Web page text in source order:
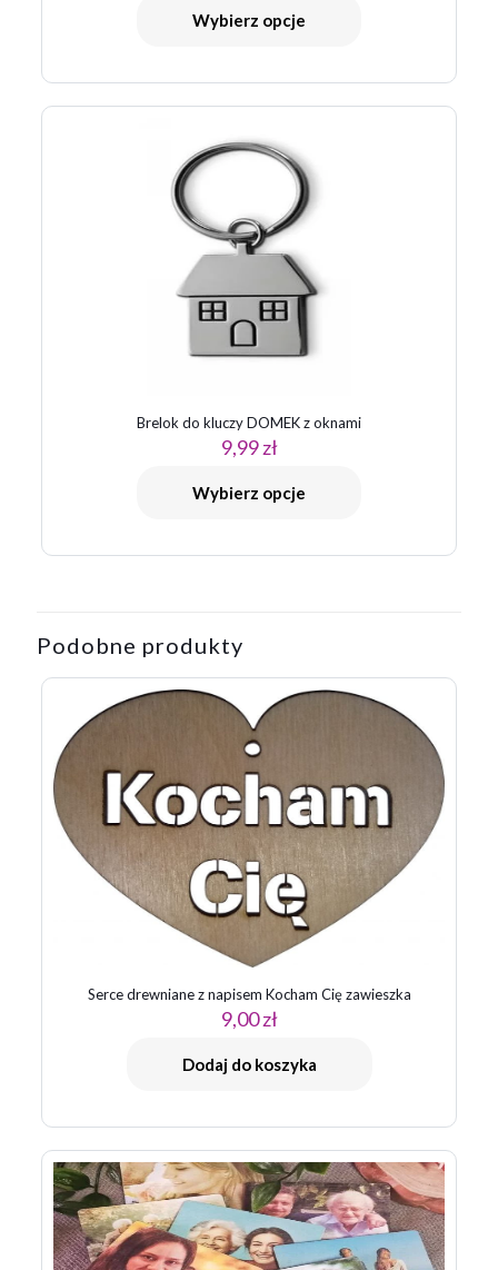
Wybierz opcje
Brelok do kluczy DOMEK z oknami
9,99zł
Wybierz opcje
Podobne produkty
Serce drewniane z napisem Kocham Cię zawieszka
9,00zł
Dodaj do koszyka